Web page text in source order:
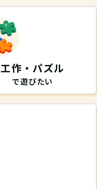
工作・パズル
で遊びたい